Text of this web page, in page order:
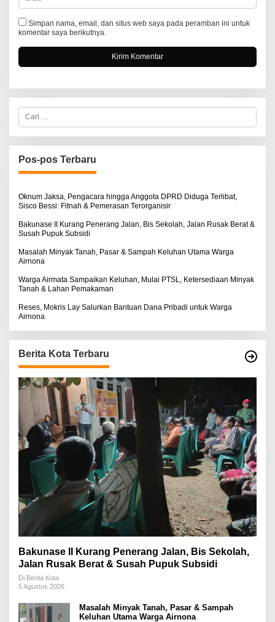
Simpan nama, email, dan situs web saya pada peramban ini untuk
komentar saya berikutnya.
C
r
i
u
n
u
:
Pos-pos Terbaru
Oknum Jaksa, Pengacara hingga Anggota DPRD Diduga Terlibat,
Sisco Bessi: Fitnah & Pemerasan Terorganisir
Bakunase II Kurang Penerang Jalan, Bis Sekolah, Jalan Rusak Berat &
Susah Pupuk Subsidi
Masalah Minyak Tanah, Pasar & Sampah Keluhan Utama Warga
Airnona
Warga Airmata Sampaikan Keluhan, Mulai PTSL, Ketersediaan Minyak
Tanah & Lahan Pemakaman
Reses, Mokris Lay Salurkan Bantuan Dana Pribadi untuk Warga
Airnona
Berita Kota Terbaru
Bakunase II Kurang Penerang Jalan, Bis Sekolah,
Jalan Rusak Berat & Susah Pupuk Subsidi
Di Berita Kota
5 Agustus 2026
Masalah Minyak Tanah, Pasar & Sampah
Keluhan Utama Warga Airnona